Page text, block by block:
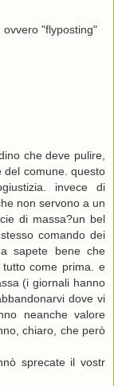
"flyposting"
che deve pulire,
del comune. questo
invece di
non servono a un
di massa?un bel
comando dei
sapete bene che
come prima. e
(i giornali hanno
dove vi
neanche valore
chiaro, che però
sprecate il vostr